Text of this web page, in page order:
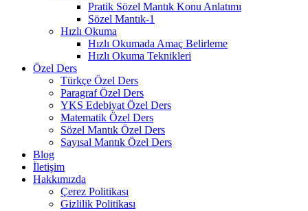
Pratik Sözel Mantık Konu Anlatımı
Sözel Mantık-1
Hızlı Okuma
Hızlı Okumada Amaç Belirleme
Hızlı Okuma Teknikleri
Özel Ders
Türkçe Özel Ders
Paragraf Özel Ders
YKS Edebiyat Özel Ders
Matematik Özel Ders
Sözel Mantık Özel Ders
Sayısal Mantık Özel Ders
Blog
İletişim
Hakkımızda
Çerez Politikası
Gizlilik Politikası